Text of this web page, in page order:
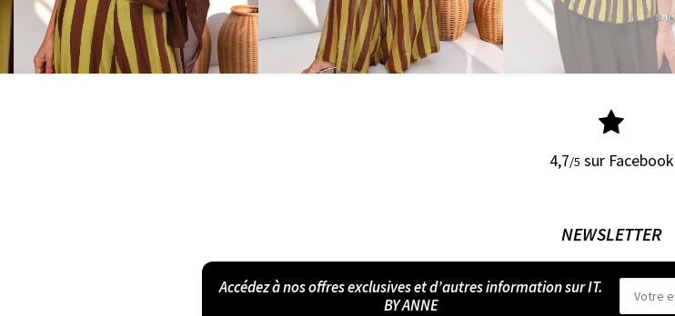
4,7/5 sur Facebook
NEWSLETTER
Accédez à nos offres exclusives et d’autres information sur IT.
BY ANNE